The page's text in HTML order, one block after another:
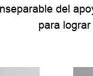
del
para